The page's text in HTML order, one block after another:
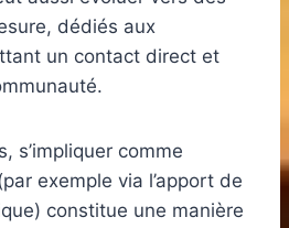
dédiés aux
un contact direct et
s’impliquer comme
exemple via l’apport de
constitue une manière